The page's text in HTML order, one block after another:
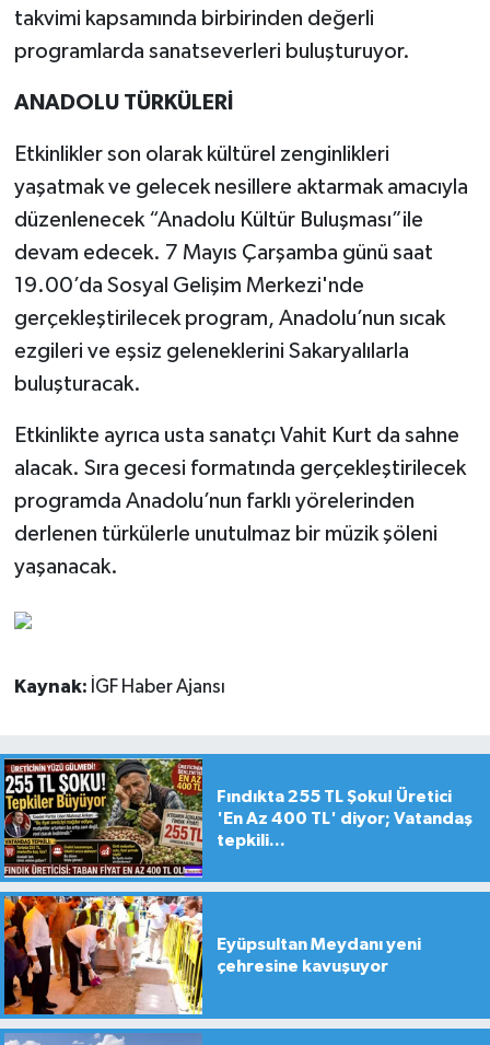
takvimi kapsamında birbirinden değerli
programlarda sanatseverleri buluşturuyor.
ANADOLU TÜRKÜLERİ
Etkinlikler son olarak kültürel zenginlikleri
yaşatmak ve gelecek nesillere aktarmak amacıyla
düzenlenecek “Anadolu Kültür Buluşması”ile
devam edecek. 7 Mayıs Çarşamba günü saat
19.00’da Sosyal Gelişim Merkezi'nde
gerçekleştirilecek program, Anadolu’nun sıcak
ezgileri ve eşsiz geleneklerini Sakaryalılarla
buluşturacak.
Etkinlikte ayrıca usta sanatçı Vahit Kurt da sahne
alacak. Sıra gecesi formatında gerçekleştirilecek
programda Anadolu’nun farklı yörelerinden
derlenen türkülerle unutulmaz bir müzik şöleni
yaşanacak.
Kaynak: İGF Haber Ajansı
Fındıkta 255 TL Şoku! Üretici
'En Az 400 TL' diyor; Vatandaş
tepkili...
Eyüpsultan Meydanı yeni
çehresine kavuşuyor